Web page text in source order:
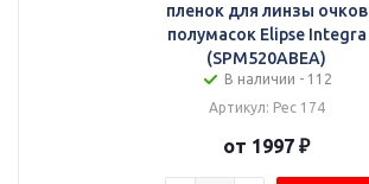
пленок для линзы очков
полумасок Elipse Integra
(SPM520ABEA)
В наличии - 112
Артикул: Рес 174
от 1997 ₽